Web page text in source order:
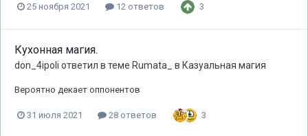
25 ноября 2021 12 ответов 3
Кухонная магия.
don_4ipoli ответил в теме Rumata_ в Казуальная магия
Вероятно декает оппонентов
31 июля 2021 28 ответов 3